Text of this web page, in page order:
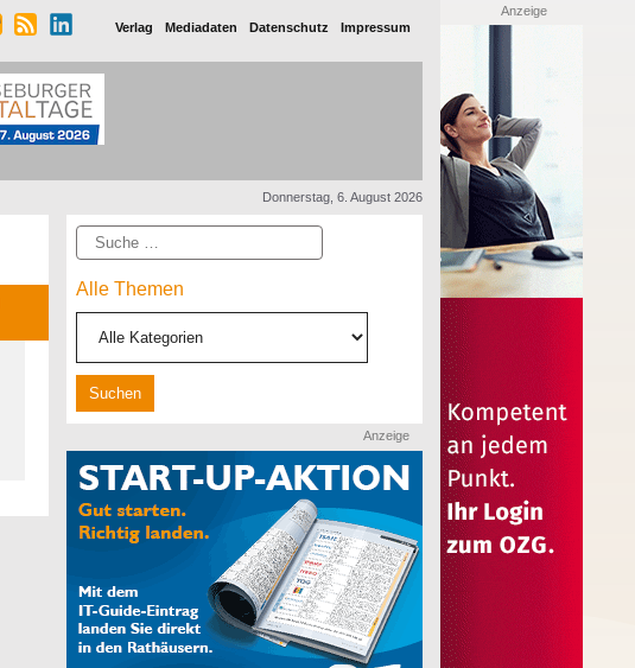
Verlag Mediadaten Datenschutz Impressum
Donnerstag, 6. August 2026
Suche
Alle Themen
Anzeige
Anzeige